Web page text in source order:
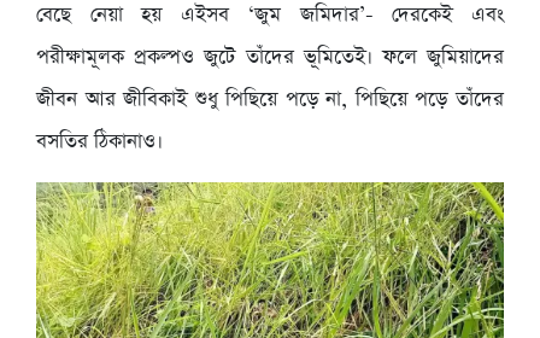
বেছে নেয়া হয় এইসব ‘জুম জমিদার’- দেরকেই এবং
পরীক্ষামূলক প্রকল্পও জুটে তাঁদের ভূমিতেই। ফলে জুমিয়াদের
জীবন আর জীবিকাই শুধু পিছিয়ে পড়ে না, পিছিয়ে পড়ে তাঁদের
বসতির ঠিকানাও।